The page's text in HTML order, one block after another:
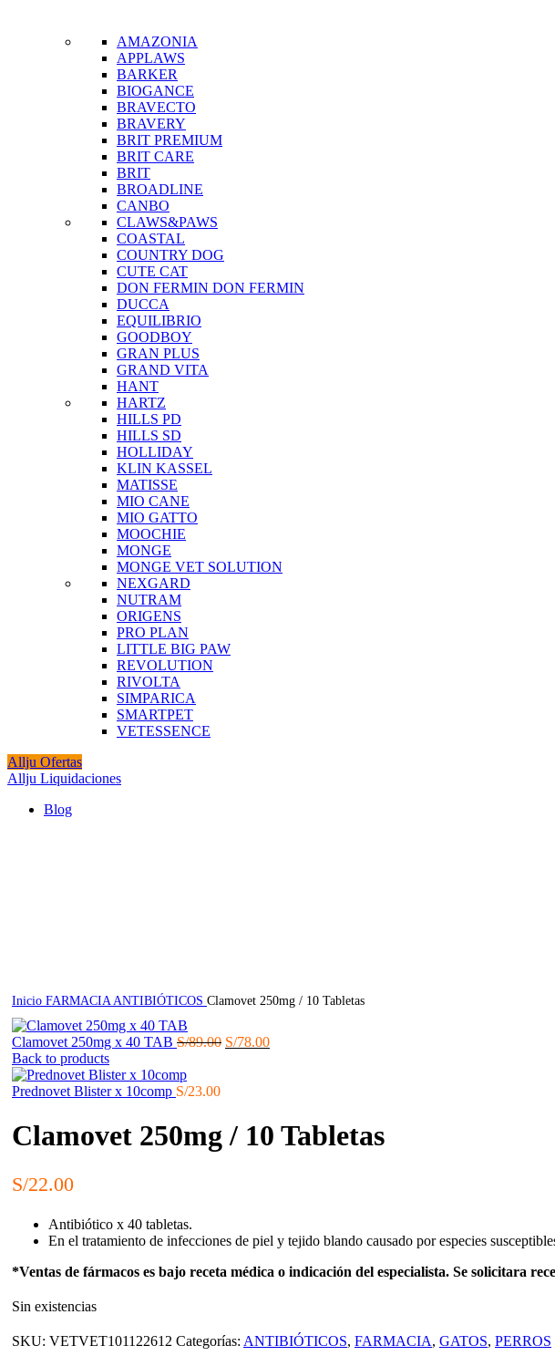
AMAZONIA
APPLAWS
BARKER
BIOGANCE
BRAVECTO
BRAVERY
BRIT PREMIUM
BRIT CARE
BRIT
BROADLINE
CANBO
CLAWS&PAWS
COASTAL
COUNTRY DOG
CUTE CAT
DON FERMIN DON FERMIN
DUCCA
EQUILIBRIO
GOODBOY
GRAN PLUS
GRAND VITA
HANT
HARTZ
HILLS PD
HILLS SD
HOLLIDAY
KLIN KASSEL
MATISSE
MIO CANE
MIO GATTO
MOOCHIE
MONGE
MONGE VET SOLUTION
NEXGARD
NUTRAM
ORIGENS
PRO PLAN
LITTLE BIG PAW
REVOLUTION
RIVOLTA
SIMPARICA
SMARTPET
VETESSENCE
Allju Ofertas
Allju Liquidaciones
Blog
Inicio FARMACIA ANTIBIÓTICOS Clamovet 250mg / 10 Tabletas
Clamovet 250mg x 40 TAB S/89.00 El
S/78.00El
Back to products
Prednovet Blister x 10comp S/23.00
Clamovet 250mg / 10 Tabletas
S/22.00
Antibiótico x 40 tabletas.
En el tratamiento de infecciones de piel y tejido blando causado por especies
*Ventas de fármacos es bajo receta médica o indicación del especialista. Se solicitara
Sin existencias
SKU: VETVET101122612 Categorías: ANTIBIÓTICOS, FARMACIA, GATOS, PERROS